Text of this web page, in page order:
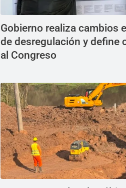
Gobierno realiza cambios
de desregulación y define
al Congreso